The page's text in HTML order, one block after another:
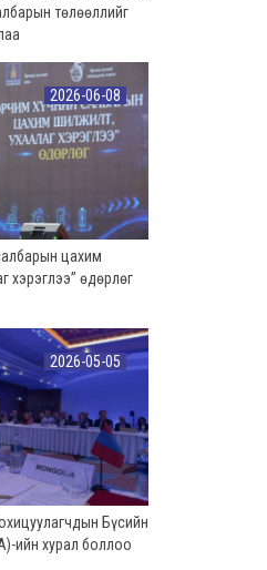
төлөөллийг
2026-06-08
цахим
хэрэглээ” өдөрлөг
2026-05-05
Бүсийн
ийн хурал боллоо